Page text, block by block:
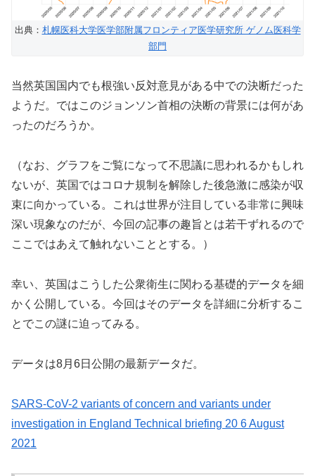
出典： 札幌医科大学医学部附属フロンティア医学研究所 ゲノム医科学
部門
当然英国国内でも根強い反対意見がある中での決断だった
ようだ。ではこのジョンソン首相の決断の背景には何があ
ったのだろうか。
（なお、グラフをご覧になって不思議に思われるかもしれ
ないが、英国ではコロナ規制を解除した後急激に感染が収
束に向かっている。これは世界が注目している非常に興味
深い現象なのだが、今回の記事の趣旨とは若干ずれるので
ここではあえて触れないこととする。）
幸い、英国はこうした公衆衛生に関わる基礎的データを細
かく公開している。今回はそのデータを詳細に分析するこ
とでこの謎に迫ってみる。
データは8月6日公開の最新データだ。
SARS-CoV-2 variants of concern and variants under
investigation in England Technical briefing 20 6 August
2021